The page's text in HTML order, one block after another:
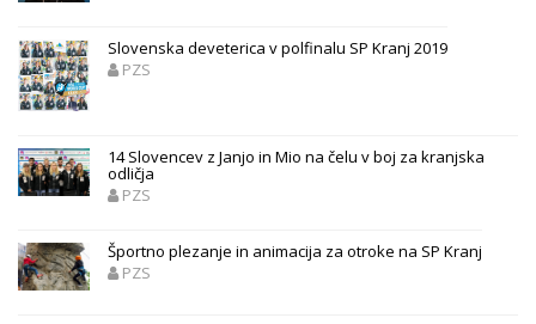
Slovenska deveterica v polfinalu SP Kranj 2019
PZS
14 Slovencev z Janjo in Mio na čelu v boj za kranjska
odličja
PZS
Športno plezanje in animacija za otroke na SP Kranj
PZS